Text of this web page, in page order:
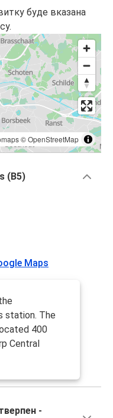
буде вказана
©OpenStreetMap
(B5)
Maps
station. The
400
Central
-